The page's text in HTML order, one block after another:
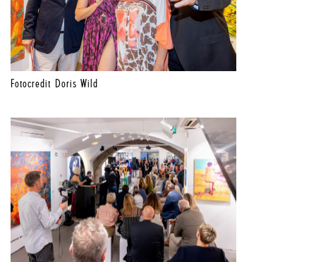
Fotocredit Doris Wild